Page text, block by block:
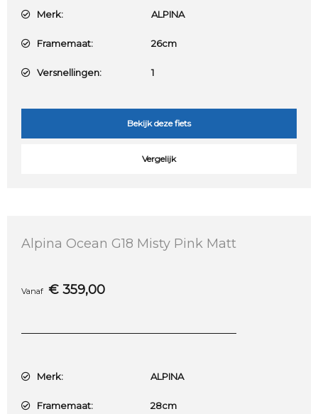
Merk: ALPINA
Framemaat: 26cm
Versnellingen: 1
Bekijk deze fiets
Vergelijk
Alpina Ocean G18 Misty Pink Matt
Vanaf € 359,00
Merk: ALPINA
Framemaat: 28cm